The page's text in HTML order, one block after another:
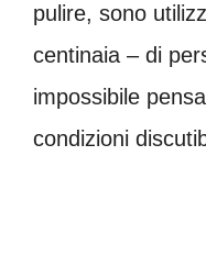
pulire, sono
centinaia – di
impossibile
condizioni